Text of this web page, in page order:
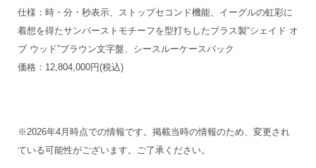
仕様：時・分・秒表示、ストップセコンド機能、イーグルの虹彩に
着想を得たサンバーストモチーフを型打ちしたブラス製“シェイド オ
ブ ウッド”ブラウン文字盤、シースルーケースバック
価格：12,804,000円(税込)
※2026年4月時点での情報です。掲載当時の情報のため、変更され
ている可能性がございます。ご了承ください。